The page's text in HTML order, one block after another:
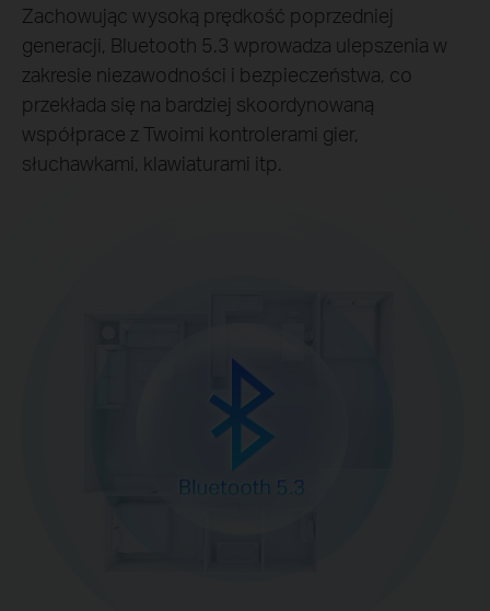
Zachowując wysoką prędkość poprzedniej
generacji, Bluetooth 5.3 wprowadza ulepszenia w
zakresie niezawodności i bezpieczeństwa, co
przekłada się na bardziej skoordynowaną
współprace z Twoimi kontrolerami gier,
słuchawkami, klawiaturami itp.